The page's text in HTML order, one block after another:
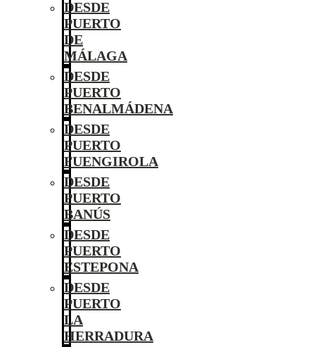
DESDE
PUERTO
DE
MÁLAGA
DESDE
PUERTO
BENALMÁDENA
DESDE
PUERTO
FUENGIROLA
DESDE
PUERTO
BANÚS
DESDE
PUERTO
ESTEPONA
DESDE
PUERTO
LA
HERRADURA